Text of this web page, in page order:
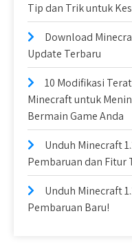
Tip dan Trik untuk
Download
Update Terbaru
10 Modifikasi
Minecraft untuk
Bermain Game Anda
Unduh Minecraft
Pembaruan dan Fitur
Unduh Minecraft
Pembaruan Baru!